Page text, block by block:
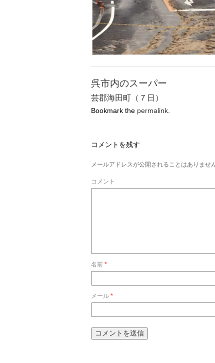
呉市内のスーパー
芸郡海田町（７日）
Bookmark the permalink
コメントを残す
メールアドレスが公開されることはありませ
コメント
名前 *
メール *